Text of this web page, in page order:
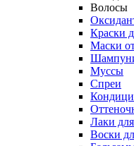
Волосы
Краски
Маски
Муссы
Спреи
Лаки
Воски